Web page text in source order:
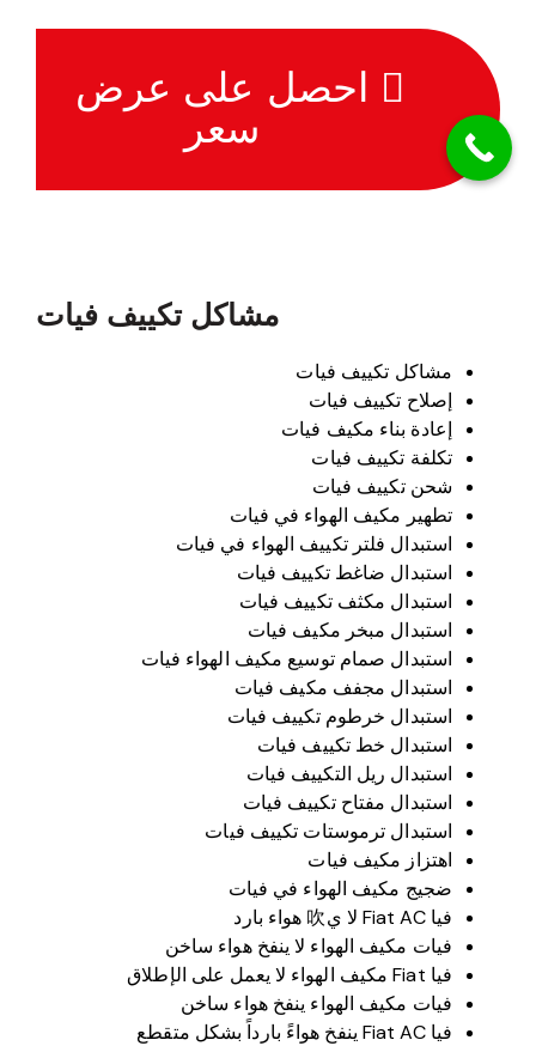
احصل على عرض
سعر
مشاكل تكييف فيات
مشاكل تكييف فيات
إصلاح تكييف فيات
إعادة بناء مكيف فيات
تكلفة تكييف فيات
شحن تكييف فيات
تطهير مكيف الهواء في فيات
استبدال فلتر تكييف الهواء في فيات
استبدال ضاغط تكييف فيات
استبدال مكثف تكييف فيات
استبدال مبخر مكيف فيات
استبدال صمام توسيع مكيف الهواء فيات
استبدال مجفف مكيف فيات
استبدال خرطوم تكييف فيات
استبدال خط تكييف فيات
استبدال ريل التكييف فيات
استبدال مفتاح تكييف فيات
استبدال ترموستات تكييف فيات
اهتزاز مكيف فيات
ضجيج مكيف الهواء في فيات
فيا Fiat AC لا ي吹 هواء بارد
فيات مكيف الهواء لا ينفخ هواء ساخن
فيا Fiat مكيف الهواء لا يعمل على الإطلاق
فيات مكيف الهواء ينفخ هواء ساخن
فيا Fiat AC ينفخ هواءً بارداً بشكل متقطع